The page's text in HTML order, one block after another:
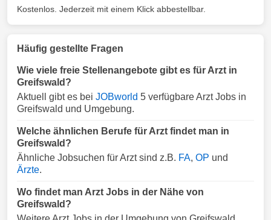
Kostenlos. Jederzeit mit einem Klick abbestellbar.
Häufig gestellte Fragen
Wie viele freie Stellenangebote gibt es für Arzt in
Greifswald?
Aktuell gibt es bei JOBworld 5 verfügbare Arzt Jobs in
Greifswald und Umgebung.
Welche ähnlichen Berufe für Arzt findet man in
Greifswald?
Ähnliche Jobsuchen für Arzt sind z.B. FA, OP und
Ärzte.
Wo findet man Arzt Jobs in der Nähe von
Greifswald?